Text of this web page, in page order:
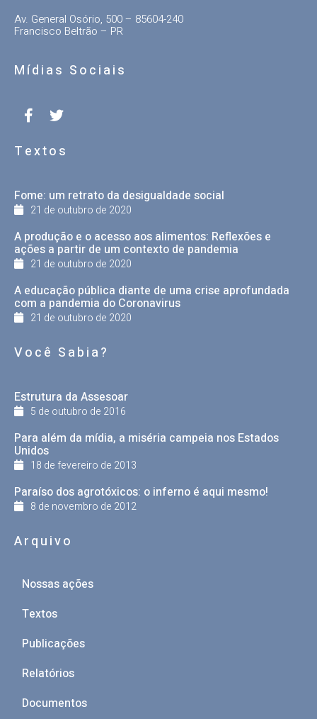
Av. General Osório, 500 – 85604-240
Francisco Beltrão – PR
Mídias Sociais
Textos
Fome: um retrato da desigualdade social
21 de outubro de 2020
A produção e o acesso aos alimentos: Reflexões e
ações a partir de um contexto de pandemia
21 de outubro de 2020
A educação pública diante de uma crise aprofundada
com a pandemia do Coronavirus
21 de outubro de 2020
Você Sabia?
Estrutura da Assesoar
5 de outubro de 2016
Para além da mídia, a miséria campeia nos Estados
Unidos
18 de fevereiro de 2013
Paraíso dos agrotóxicos: o inferno é aqui mesmo!
8 de novembro de 2012
Arquivo
Nossas ações
Textos
Publicações
Relatórios
Documentos